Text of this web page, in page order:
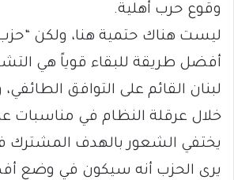
وقوع حرب أهلية.
ليست هناك حتمية هنا، ولكن
أفضل طريقة للبقاء قوياً هي
لبنان القائم على التوافق
خلال عرقلة النظام في مناسبات
يختفي الشعور بالهدف المشترك
يرى الحزب أنه سيكون في وضع